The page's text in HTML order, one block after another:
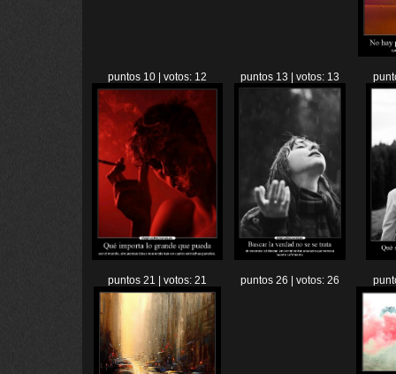
puntos 10 | votos: 12 puntos 13 | votos: 13
puntos 21 | votos: 21 puntos 26 | votos: 26